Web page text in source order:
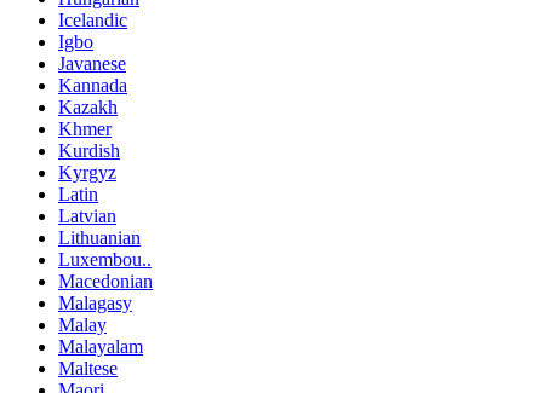
Icelandic
Igbo
Javanese
Kannada
Kazakh
Khmer
Kurdish
Kyrgyz
Latin
Latvian
Lithuanian
Luxembou..
Macedonian
Malagasy
Malay
Malayalam
Maltese